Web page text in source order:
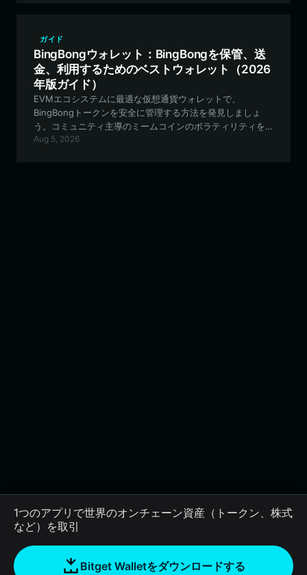
navigating the Solana ecosystem for Vaping Black
Swan, from secure storage to executing rapid trades.
最適なVBSウォレットを使用してVBS資産を効果的に管理す
る方法を学びましょう。このガイドでは、安全な保管から
迅速な取引の実行まで、Vaping Black Swanのための
Solanaエコシステムのナビゲートについて知っておくべき
すべてのことを網羅しています。
ガイド
BingBongウォレット：BingBongを保管、送
金、利用するためのベストウォレット（2026
年版ガイド）
EVMエコシステムに最適な仮想通貨ウォレットで、
BingBongトークンを安全に管理する方法を発見しましょ
う。コミュニティ主導のミームコインのボラティリティを
乗りこなすために、Bitget Walletがいかに重要な機能を提
Aug 5, 2026
1つのアプリで世界のオンチェーン資産（トークン、株式
など）を取引
Bitget Walletをダウンロードする